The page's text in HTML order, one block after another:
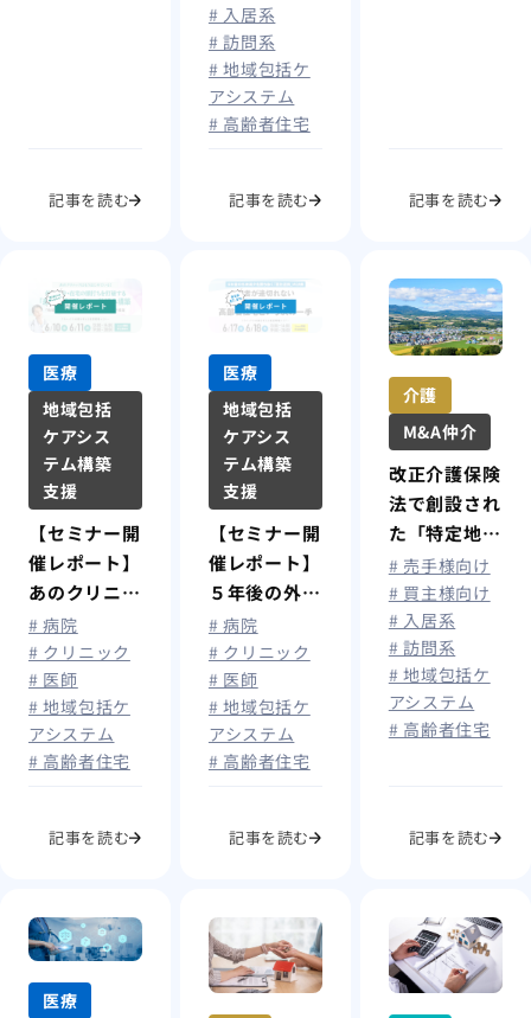
記事を読む
# 入居系
# 訪問系
# 地域包括ケ
アシステム
# 高齢者住宅
記事を読む 記事を読む
医療
地域包括
ケアシス
テム構築
支援
【セミナー開
催レポート】
あのクリニッ
クはもうはじ
めている!
外来減少・在
宅の頭打ちを
打破する「患
者が途切れな
# 病院
# クリニック
# 医師
# 地域包括ケ
アシステム
# 高齢者住宅
記事を読む
医療
地域包括
ケアシス
テム構築
支援
【セミナー開
催レポート】
５年後の外来
減少を勝ち抜
く「医住連
携」の決断
患者が途切れ
ない「仕組
み」づくり
いう次の一手
# 病院
# クリニック
# 医師
# 地域包括ケ
アシステム
# 高齢者住宅
記事を読む
介護
M&A仲介
改正介護保険
法で創設され
た「特定地
域」とは？制
度の概要・指
定基準・介護
事業者への影
響を解説
# 売手様向け
# 買主様向け
# 入居系
# 訪問系
# 地域包括ケ
アシステム
# 高齢者住宅
記事を読む
医療